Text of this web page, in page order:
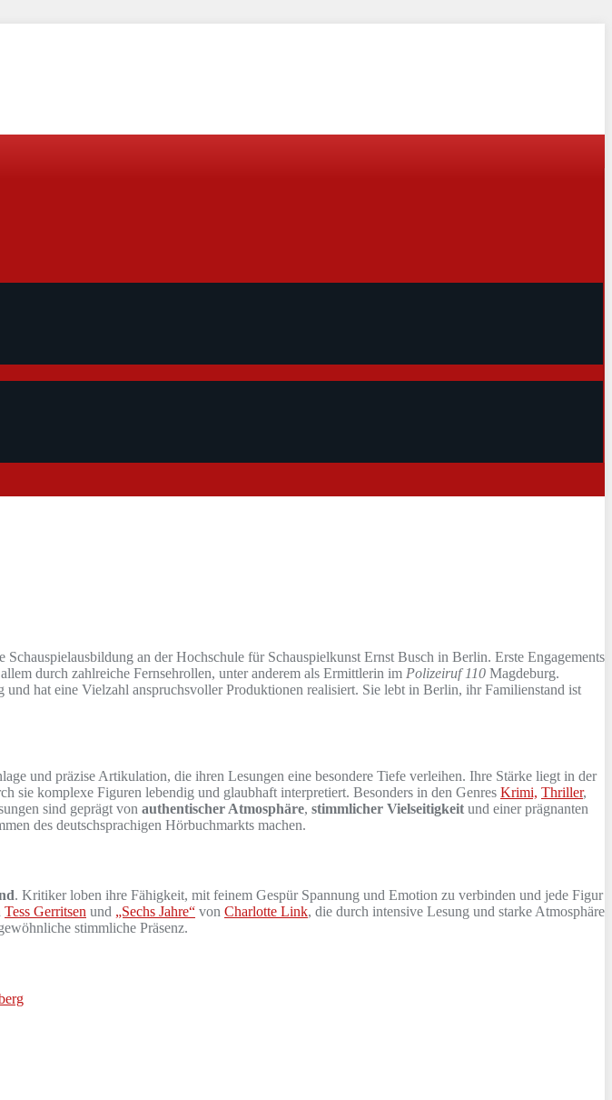
an der Hochschule für Schauspielkunst Ernst Busch in Berlin. Erste Engagements
durch zahlreiche Fernsehrollen, unter anderem als Ermittlerin im Polizeiruf 110 Magdeburg.
und hat eine Vielzahl anspruchsvoller Produktionen realisiert. Sie lebt in Berlin, ihr Familienstand ist
und präzise Artikulation, die ihren Lesungen eine besondere Tiefe verleihen. Ihre Stärke liegt in der
sie komplexe Figuren lebendig und glaubhaft interpretiert. Besonders in den Genres Krimi, Thriller,
sind geprägt von authentischer Atmosphäre, stimmlicher Vielseitigkeit und einer prägnanten
des deutschsprachigen Hörbuchmarkts machen.
. Kritiker loben ihre Fähigkeit, mit feinem Gespür Spannung und Emotion zu verbinden und jede Figur
Tess Gerritsen und „Sechs Jahre“ von Charlotte Link, die durch intensive Lesung und starke Atmosphäre
stimmliche Präsenz.